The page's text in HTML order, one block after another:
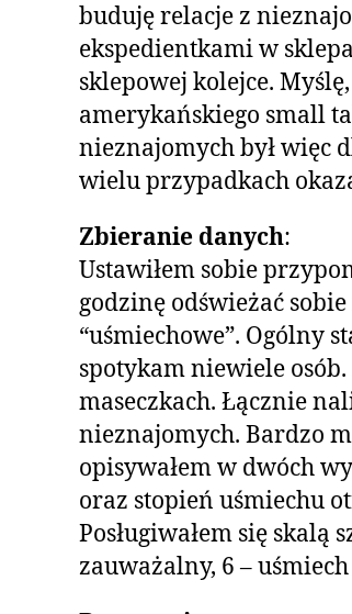
buduję relacje z
ekspedientkami w
sklepowej kolejce.
amerykańskiego small
nieznajomych był więc
wielu przypadkach
Zbieranie danych:
Ustawiłem sobie
godzinę odświeżać
“uśmiechowe”. Ogólny
spotykam niewiele
maseczkach. Łącznie
nieznajomych. Bardzo
opisywałem w dwóch
oraz stopień uśmiechu
Posługiwałem się skalą
zauważalny, 6 –